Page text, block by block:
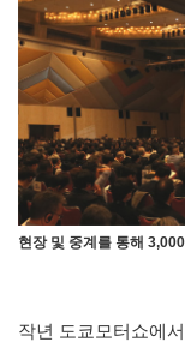
현장 및 중계를 통해
작년 도쿄모터쇼에